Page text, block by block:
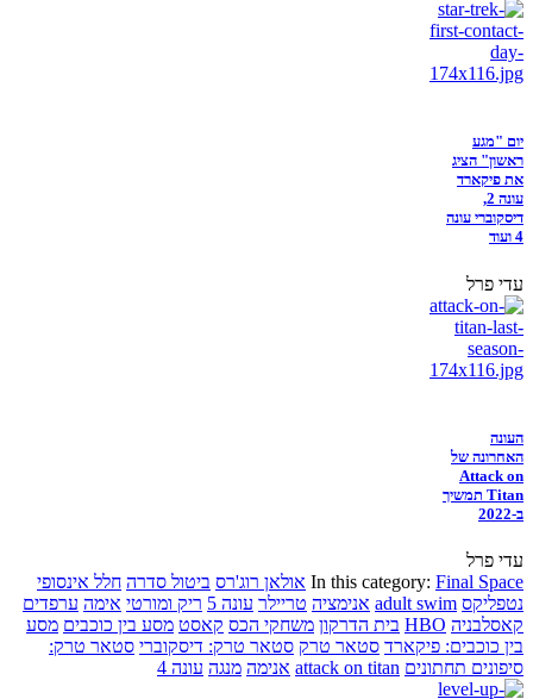
יום "מגע
ראשון" הציג
את פיקארד
עונה 2,
דיסקוברי עונה
4 ועוד
עדי פרל
העונה
האחרונה של
Attack on
Titan תמשיך
ב-2022
עדי פרל
In this category: Final Space אולאן רוג'רס ביטול סדרה חלל אינסופי
נטפליקס adult swim אנימציה טריילר עונה 5 ריק ומורטי אימה ערפדים
קאסלבניה HBO בית הדרקון משחקי הכס קאסט מסע בין כוכבים מסע
בין כוכבים: פיקארד סטאר טרק סטאר טרק: דיסקוברי סטאר טרק:
סיפונים תחתונים attack on titan אנימה מנגה עונה 4